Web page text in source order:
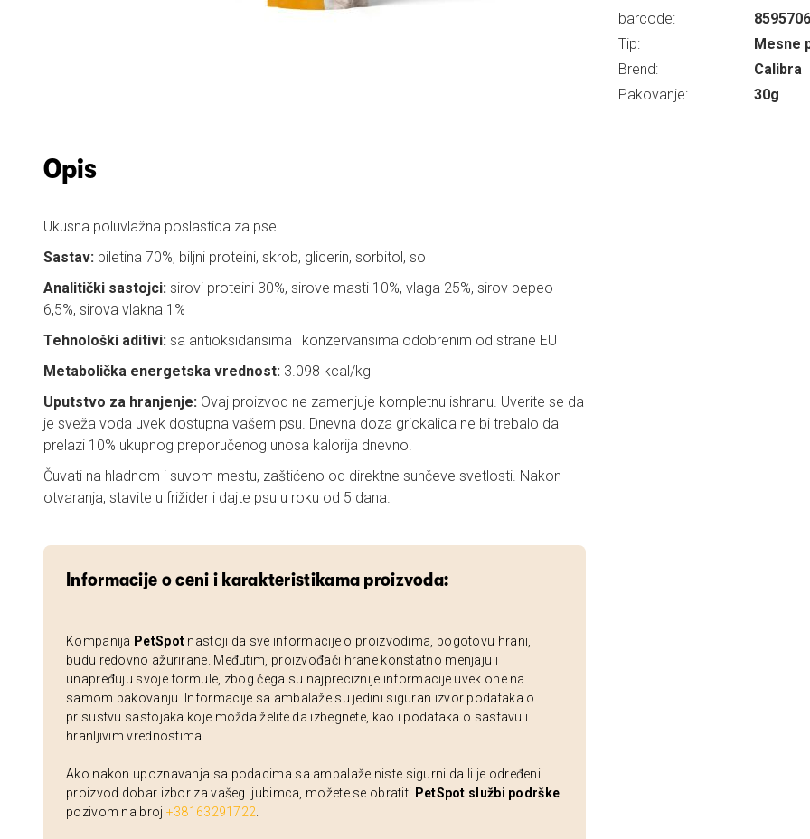
Opis
Ukusna poluvlažna poslastica za pse.
Sastav: piletina 70%, biljni proteini, skrob, glicerin, sorbitol, so
Analitički sastojci: sirovi proteini 30%, sirove masti 10%, vlaga 25%, sirov pepeo
6,5%, sirova vlakna 1%
Tehnološki aditivi: sa antioksidansima i konzervansima odobrenim od strane EU
Metabolička energetska vrednost: 3.098 kcal/kg
Uputstvo za hranjenje: Ovaj proizvod ne zamenjuje kompletnu ishranu. Uverite se da
je sveža voda uvek dostupna vašem psu. Dnevna doza grickalica ne bi trebalo da
prelazi 10% ukupnog preporučenog unosa kalorija dnevno.
Čuvati na hladnom i suvom mestu, zaštićeno od direktne sunčeve svetlosti. Nakon
otvaranja, stavite u frižider i dajte psu u roku od 5 dana.
Informacije o ceni i karakteristikama proizvoda:
Kompanija PetSpot nastoji da sve informacije o proizvodima, pogotovu hrani,
budu redovno ažurirane. Međutim, proizvođači hrane konstatno menjaju i
unapređuju svoje formule, zbog čega su najpreciznije informacije uvek one na
samom pakovanju. Informacije sa ambalaže su jedini siguran izvor podataka o
prisustvu sastojaka koje možda želite da izbegnete, kao i podataka o sastavu i
hranljivim vrednostima.
Ako nakon upoznavanja sa podacima sa ambalaže niste sigurni da li je određeni
proizvod dobar izbor za vašeg ljubimca, možete se obratiti PetSpot službi podrške
pozivom na broj +38163291722
barcode:
Tip:
Mesne
Brend:
Calibra
Pakovanje:
30g